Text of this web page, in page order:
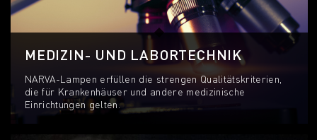
MEDIZIN- UND LABORTECHNIK
NARVA-Lampen erfüllen die strengen Qualitätskriterien,
die für Krankenhäuser und andere medizinische
Einrichtungen gelten.